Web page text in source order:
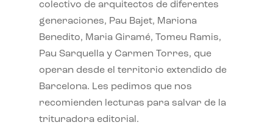
colectivo de arquitectos de diferentes
generaciones, Pau Bajet, Mariona
Benedito, Maria Giramé, Tomeu Ramis,
Pau Sarquella y Carmen Torres, que
operan desde el territorio extendido de
Barcelona. Les pedimos que nos
recomienden lecturas para salvar de la
trituradora editorial.